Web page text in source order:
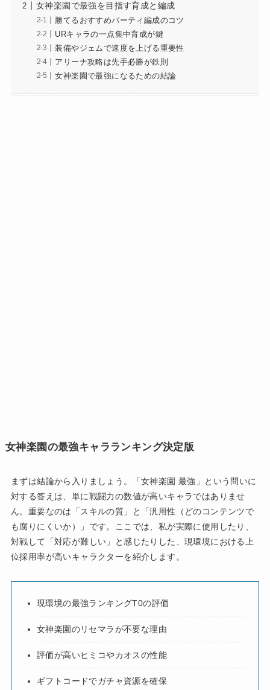
女神楽園で最強を目指す育成と編成
勝てるおすすめパーティ編成のコツ
URキャラの一点集中育成が鍵
装備やジェムで速度を上げる重要性
アリーナ攻略は先手必勝が鉄則
女神楽園で最強になるための結論
女神楽園の最強キャラランキング決定版
まずは結論から入りましょう。「女神楽園 最強」という問いに
対する答えは、単に戦闘力の数値が高いキャラではありませ
ん。重要なのは「スキルの質」と「汎用性（どのコンテンツで
も腐りにくいか）」です。ここでは、私が実際に使用したり、
対戦して「対応が難しい」と感じたりした、現環境における上
位採用率が高いキャラクターを紹介します。
現環境の最強ランキングT0の評価
女神楽園のリセマラが不要な理由
評価が高いヒミコやカオスの性能
ギフトコードでガチャ資源を確保